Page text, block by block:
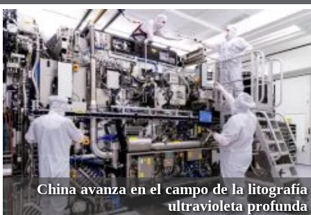
China avanza en el campo de la litografía
ultravioleta profunda